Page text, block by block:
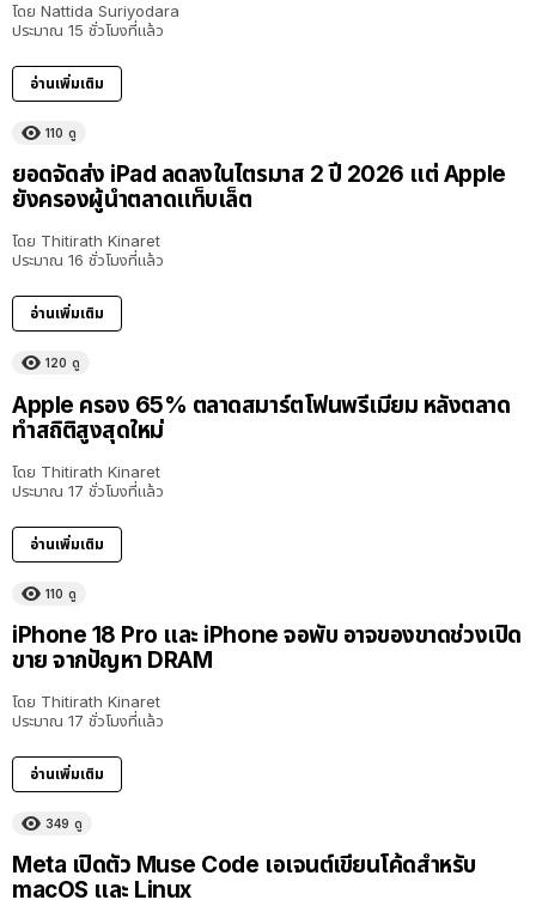
โดย Nattida Suriyodara
ประมาณ 15 ชั่วโมงที่แล้ว
อ่านเพิ่มเติม
110 ดู
ยอดจัดส่ง iPad ลดลงในไตรมาส 2 ปี 2026 แต่ Apple
ยังครองผู้นำตลาดแท็บเล็ต
โดย Thitirath Kinaret
ประมาณ 16 ชั่วโมงที่แล้ว
อ่านเพิ่มเติม
120 ดู
Apple ครอง 65% ตลาดสมาร์ตโฟนพรีเมียม หลังตลาด
ทำสถิติสูงสุดใหม่
โดย Thitirath Kinaret
ประมาณ 17 ชั่วโมงที่แล้ว
อ่านเพิ่มเติม
110 ดู
iPhone 18 Pro และ iPhone จอพับ อาจของขาดช่วงเปิด
ขาย จากปัญหา DRAM
โดย Thitirath Kinaret
ประมาณ 17 ชั่วโมงที่แล้ว
อ่านเพิ่มเติม
349 ดู
Meta เปิดตัว Muse Code เอเจนต์เขียนโค้ดสำหรับ
macOS และ Linux